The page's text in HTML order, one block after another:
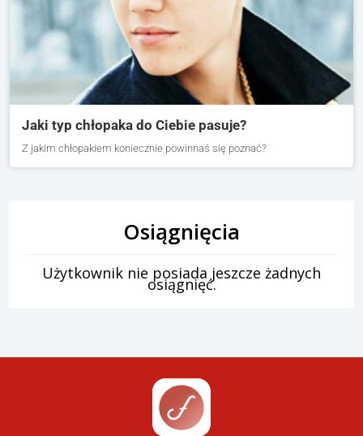
Jaki typ chłopaka do Ciebie pasuje?
Z jakim chłopakiem koniecznie powinnaś się poznać?
Osiągnięcia
Użytkownik nie posiada jeszcze żadnych
osiągnięć.